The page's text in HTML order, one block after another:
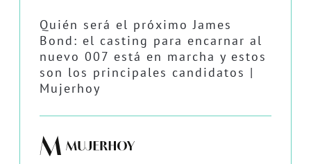
Quién será el próximo James
Bond: el casting para encarnar al
nuevo 007 está en marcha y estos
son los principales candidatos |
Mujerhoy